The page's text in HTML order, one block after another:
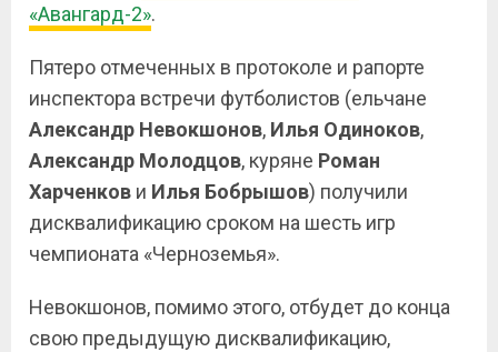
«Авангард-2».
Пятеро отмеченных в протоколе и рапорте
инспектора встречи футболистов (ельчане
Александр Невокшонов, Илья Одиноков,
Александр Молодцов, куряне Роман
Харченков и Илья Бобрышов) получили
дисквалификацию сроком на шесть игр
чемпионата «Черноземья».
Невокшонов, помимо этого, отбудет до конца
свою предыдущую дисквалификацию,